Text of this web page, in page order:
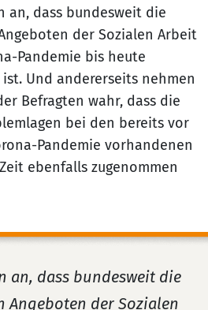
an, dass bundesweit die
der Sozialen Arbeit
Pandemie bis heute
Und andererseits nehmen
Befragten wahr, dass die
bei den bereits vor
Pandemie vorhandenen
ebenfalls zugenommen
an, dass bundesweit die
Angeboten der Sozialen